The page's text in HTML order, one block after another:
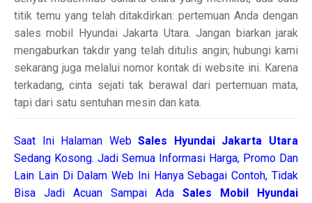
titik temu yang telah ditakdirkan: pertemuan Anda dengan
sales mobil Hyundai Jakarta Utara. Jangan biarkan jarak
mengaburkan takdir yang telah ditulis angin; hubungi kami
sekarang juga melalui nomor kontak di website ini. Karena
terkadang, cinta sejati tak berawal dari pertemuan mata,
tapi dari satu sentuhan mesin dan kata.
Saat Ini Halaman WebSales
Hyundai Jakarta Utara
Sedang Kosong. Jadi Semua Informasi Harga, Promo Dan
Lain Lain Di Dalam Web Ini Hanya Sebagai Contoh, Tidak
Bisa Jadi Acuan Sampai Ada Sales Mobil Hyundai